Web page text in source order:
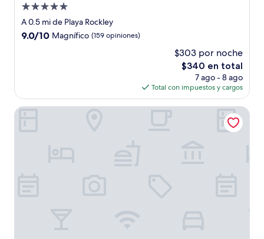
Propiedad
de
5.0
A 0.5 mi de Playa Rockley
9.0
9.0/10 Magnífico (159 opiniones)
$303 por noche
El
precio
actual
es
de
$340 en total
7 ago - 8 ago
Total con impuestos y cargos
Plum Tree Club